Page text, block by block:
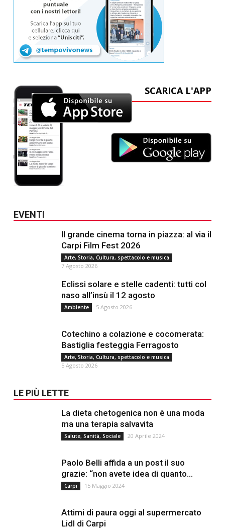
SCARICA L'APP
EVENTI
Il grande cinema torna in piazza: al via il
Carpi Film Fest 2026
Arte, Storia, Cultura, spettacolo e musica
7 Agosto 2026
Eclissi solare e stelle cadenti: tutti col
naso all’insù il 12 agosto
Ambiente 5 Agosto 2026
Cotechino a colazione e cocomerata:
Bastiglia festeggia Ferragosto
Arte, Storia, Cultura, spettacolo e musica
5 Agosto 2026
LE PIÙ LETTE
La dieta chetogenica non è una moda
ma una terapia salvavita
Salute, Sanità, Sociale 20 Aprile 2024
Paolo Belli affida a un post il suo
grazie: “non avete idea di quanto...
Carpi 15 Maggio 2024
Attimi di paura oggi al supermercato
Lidl di Carpi